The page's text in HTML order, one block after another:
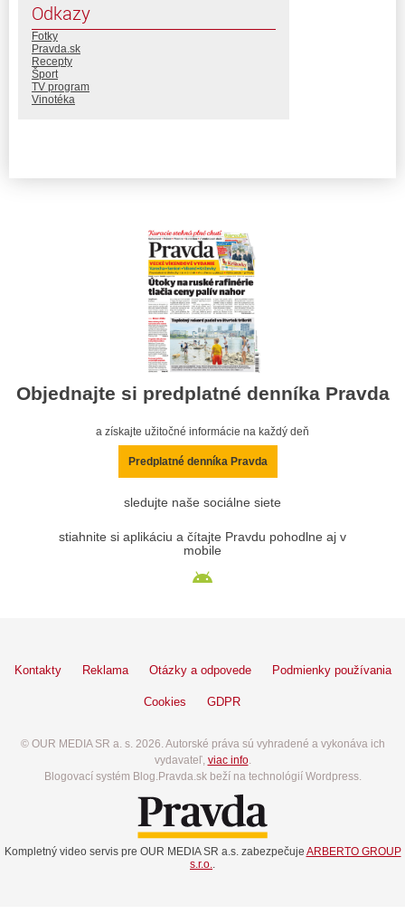
Odkazy
Fotky
Pravda.sk
Recepty
Šport
TV program
Vinotéka
Objednajte si predplatné denníka Pravda
a získajte užitočné informácie na každý deň
Predplatné denníka Pravda
sledujte naše sociálne siete
stiahnite si aplikáciu a čítajte Pravdu pohodlne aj v
mobile
Kontakty Reklama Otázky a odpovede Podmienky používania
Cookies GDPR
© OUR MEDIA SR a. s. 2026. Autorské práva sú vyhradené a vykonáva ich
vydavateľ, viac info.
Blogovací systém Blog.Pravda.sk beží na technológií Wordpress.
Kompletný video servis pre OUR MEDIA SR a.s. zabezpečuje ARBERTO GROUP
s.r.o..